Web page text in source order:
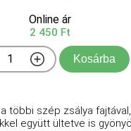
Online ár
2 450 Ft
Kosárba
a többi szép zsálya
együtt ültetve is